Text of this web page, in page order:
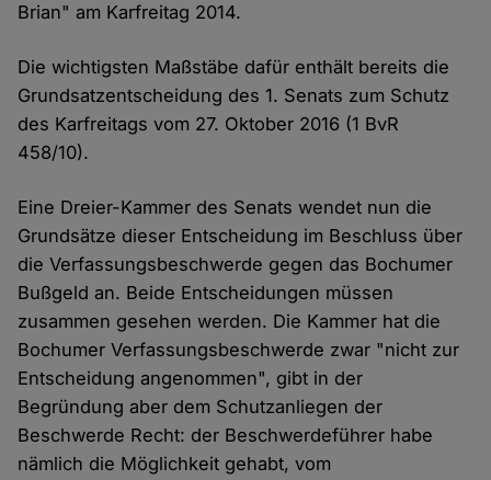
Brian" am Karfreitag 2014.
Die wichtigsten Maßstäbe dafür enthält bereits die
Grundsatzentscheidung des 1. Senats zum Schutz
des Karfreitags vom 27. Oktober 2016 (1 BvR
458/10).
Eine Dreier-Kammer des Senats wendet nun die
Grundsätze dieser Entscheidung im Beschluss über
die Verfassungsbeschwerde gegen das Bochumer
Bußgeld an. Beide Entscheidungen müssen
zusammen gesehen werden. Die Kammer hat die
Bochumer Verfassungsbeschwerde zwar "nicht zur
Entscheidung angenommen", gibt in der
Begründung aber dem Schutzanliegen der
Beschwerde Recht: der Beschwerdeführer habe
nämlich die Möglichkeit gehabt, vom